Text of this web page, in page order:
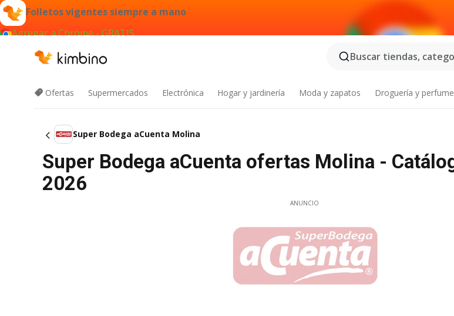
Folletos vigentes siempre a mano
Agregar a Chrome - GRATIS
Buscar tiendas,
Ofertas Supermercados Electrónica Hogar y jardinería Moda y zapatos Droguería y
Super Bodega aCuenta Molina
Super Bodega aCuenta ofertas Molina -
2026
ANUNCIO